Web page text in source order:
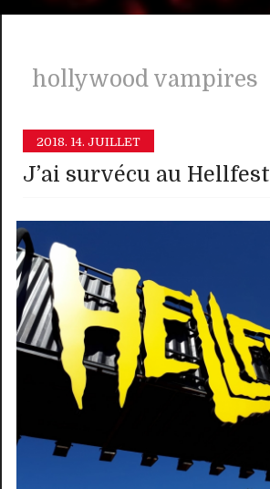
hollywood vampires
2018. 14. JUILLET
J’ai survécu au Hellfest